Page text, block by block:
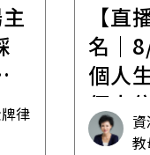
律
【直
名｜
個人
個人
想清